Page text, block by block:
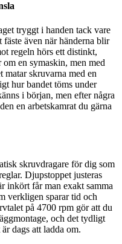
tryggt i handen tack vare
även när händerna blir
regeln hörs ett distinkt,
en symaskin, men med
skruvarna med en
hur bandet töms under
i början, men efter några
en arbetskamrat du gärna
skruvdragare för dig som
Djupstoppet justeras
inkört får man exakt samma
verkligen sparar tid och
på 4700 rpm gör att du
och det tydligt
dags att ladda om.